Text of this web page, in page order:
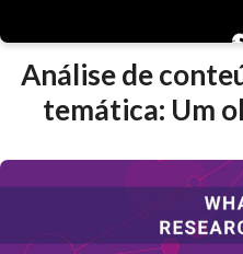
Análise de
temática: Um